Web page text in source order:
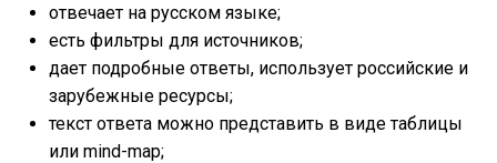
отвечает на русском языке;
есть фильтры для источников;
дает подробные ответы, использует российские и
зарубежные ресурсы;
текст ответа можно представить в виде таблицы
или mind-map;